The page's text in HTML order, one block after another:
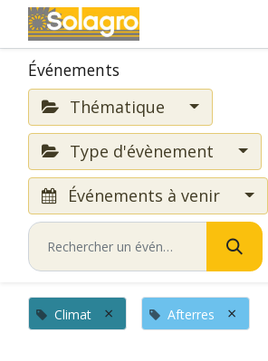
Événements
Thématique
Type d'évènement
Événements à venir
Climat × Afterres ×